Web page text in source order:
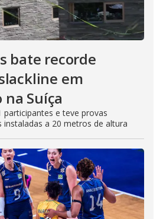
bate recorde
em
Suíça
participantes e teve provas
instaladas a 20 metros de altura